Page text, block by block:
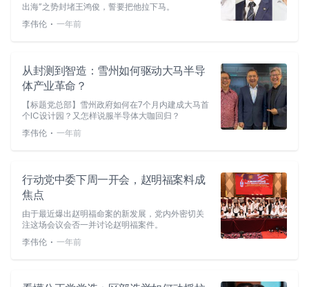
出海”之势封堵王鸿俊，誓要把他拉下马。
李伟伦 ⋅ 一年前
从封测到智造：雪州如何驱动大马半导
体产业革命？
【标题党总部】雪州政府如何在7个月内建成大马首
个IC设计园？又怎样说服半导体大咖回归？
李伟伦 ⋅ 一年前
行动党中委下周一开会，赵明福案料成
焦点
由于最近爆出赵明福命案的新发展，党内外密切关
注这场会议会否一并讨论赵明福案件。
李伟伦 ⋅ 一年前